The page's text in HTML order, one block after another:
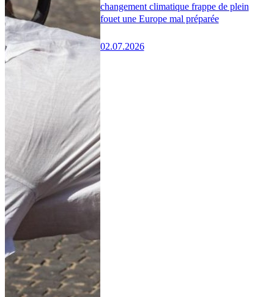
changement climatique frappe de plein
fouet une Europe mal préparée
02.07.2026